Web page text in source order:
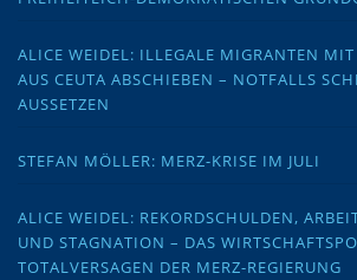
ALICE WEIDEL: ILLEGALE MIGRANTEN MIT
AUS CEUTA ABSCHIEBEN – NOTFALLS
AUSSETZEN
STEFAN MÖLLER: MERZ-KRISE IM JULI
ALICE WEIDEL: REKORDSCHULDEN,
UND STAGNATION – DAS
TOTALVERSAGEN DER MERZ-REGIERUNG